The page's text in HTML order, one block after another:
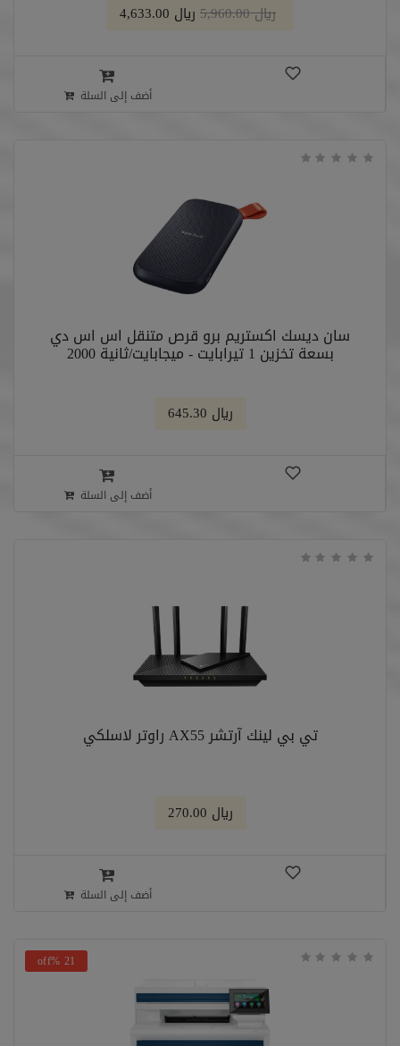
﷼ 5,960.00 ﷼ 4,633.00
أضف إلى السلة
سان ديسك اكستريم برو قرص متنقل اس اس دي
بسعة تخزين ‎1 تيرابايت‎ - ميجابايت/ثانية 2000
﷼ 645.30
أضف إلى السلة
تي بي لينك آرتشر AX55 راوتر لاسلكي
﷼ 270.00
أضف إلى السلة
21 %off